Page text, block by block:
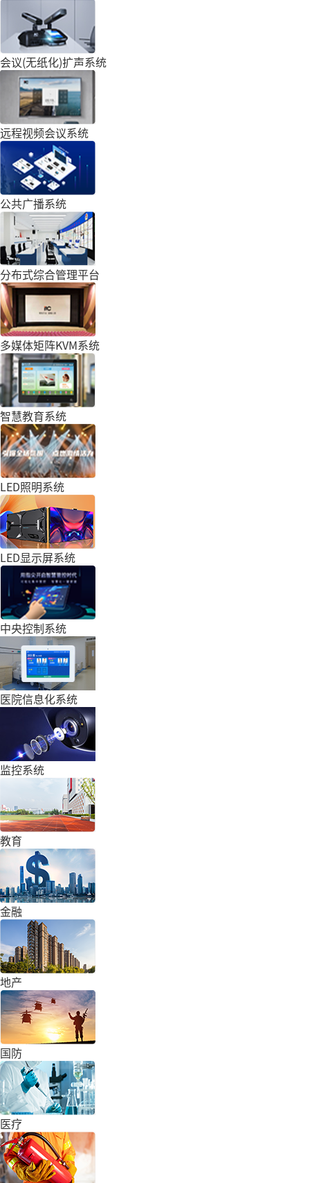
会议(无纸化)扩声系统
远程视频会议系统
公共广播系统
分布式综合管理平台
多媒体矩阵KVM系统
智慧教育系统
LED照明系统
LED显示屏系统
中央控制系统
医院信息化系统
监控系统
教育
金融
地产
国防
医疗